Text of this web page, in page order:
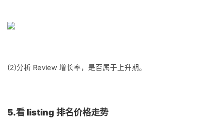
(2)分析 Review 增长率，是否属于上升期。
5.看 listing 排名价格走势